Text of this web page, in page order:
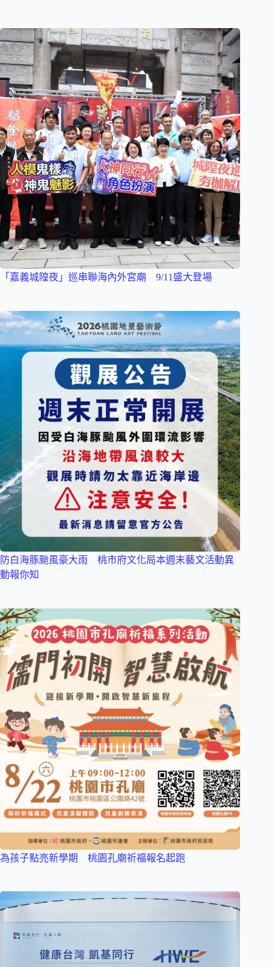
「嘉義城隍夜」巡串聯海內外宮廟 9/11盛大登場
防白海豚颱風豪大雨 桃市府文化局本週末藝文活動異
動報你知
為孩子點亮新學期 桃園孔廟祈福報名起跑